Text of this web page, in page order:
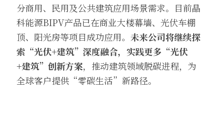
分商用、民用及公共建筑应用场景需求。目前晶
科能源BIPV产品已在商业大楼幕墙、光伏车棚
顶、阳光房等项目成功应用。 未来公司将继续探
索“光伏+建筑”深度融合，实践更多“光伏
+建筑”创新方案，推动建筑领域脱碳进程，为
全球客户提供“零碳生活”新路径。